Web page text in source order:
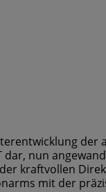
der
nun
kraftvollen
mit der